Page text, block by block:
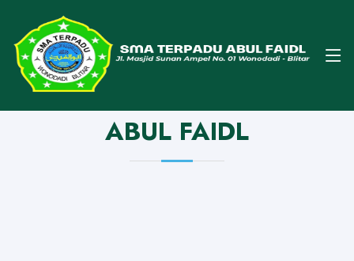
Home Semua Berita
KATEGORI : INFO SMA T
ABUL FAIDL